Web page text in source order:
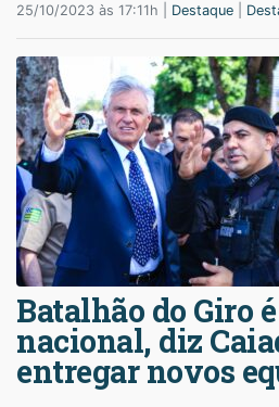
25/10/2023 às 17:11h | Destaque
Batalhão do Giro
nacional, diz
entregar novos